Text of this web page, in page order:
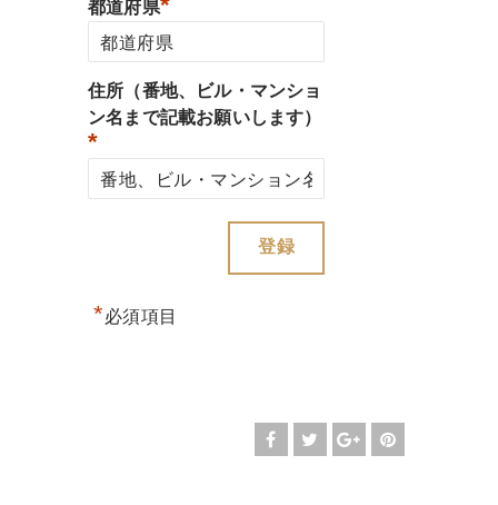
都道府県
住所（番地、ビル・マンショ
ン名まで記載お願いします）
*
*必須項目